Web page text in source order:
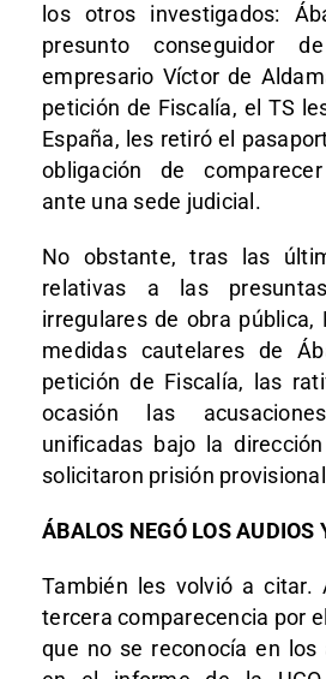
los otros investigados:
presunto conseguidor
empresario Víctor de
petición de Fiscalía, el TS
España, les retiró el
obligación de
ante una sede judicial.
No obstante, tras las
relativas a las
irregulares de obra pública,
medidas cautelares de
petición de Fiscalía, las
ocasión las
unificadas bajo la
solicitaron prisión
ÁBALOS NEGÓ LOS AUDIOS
También les volvió a citar.
tercera comparecencia por el
que no se reconocía en los